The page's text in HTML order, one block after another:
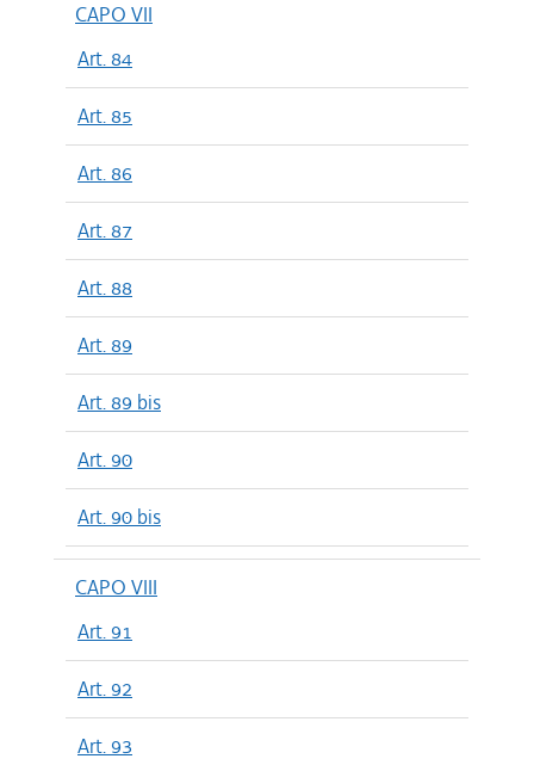
CAPO VII
Art. 84
Art. 85
Art. 86
Art. 87
Art. 88
Art. 89
Art. 89 bis
Art. 90
Art. 90 bis
CAPO VIII
Art. 91
Art. 92
Art. 93